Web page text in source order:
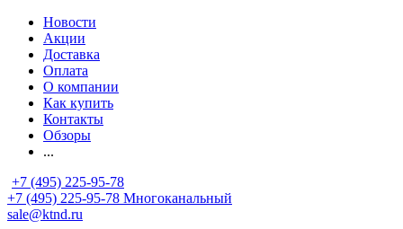
Новости
Акции
Доставка
Оплата
О компании
Как купить
Контакты
Обзоры
...
+7 (495) 225-95-78
+7 (495) 225-95-78 Многоканальный
sale@ktnd.ru